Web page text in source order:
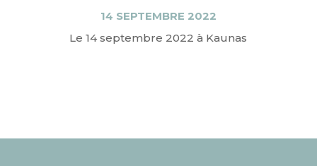
14 SEPTEMBRE 2022
Le 14 septembre 2022 à Kaunas